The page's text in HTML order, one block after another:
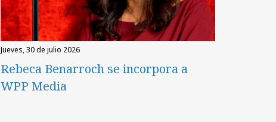
jueves, 30 de julio 2026
Rebeca Benarroch se incorpora a
WPP Media